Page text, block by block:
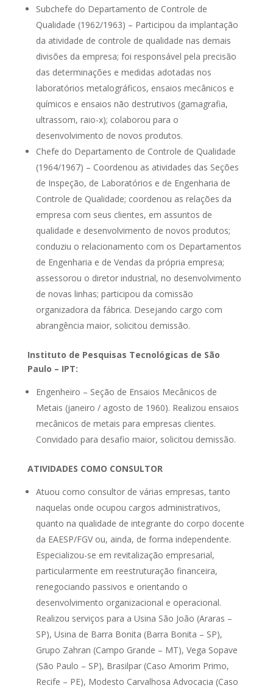
Subchefe do Departamento de Controle de
Qualidade (1962/1963) – Participou da implantação
da atividade de controle de qualidade nas demais
divisões da empresa; foi responsável pela precisão
das determinações e medidas adotadas nos
laboratórios metalográficos, ensaios mecânicos e
químicos e ensaios não destrutivos (gamagrafia,
ultrassom, raio-x); colaborou para o
desenvolvimento de novos produtos.
Chefe do Departamento de Controle de Qualidade
(1964/1967) – Coordenou as atividades das Seções
de Inspeção, de Laboratórios e de Engenharia de
Controle de Qualidade; coordenou as relações da
empresa com seus clientes, em assuntos de
qualidade e desenvolvimento de novos produtos;
conduziu o relacionamento com os Departamentos
de Engenharia e de Vendas da própria empresa;
assessorou o diretor industrial, no desenvolvimento
de novas linhas; participou da comissão
organizadora da fábrica. Desejando cargo com
abrangência maior, solicitou demissão.
Instituto de Pesquisas Tecnológicas de São
Paulo – IPT:
Engenheiro – Seção de Ensaios Mecânicos de
Metais (janeiro / agosto de 1960). Realizou ensaios
mecânicos de metais para empresas clientes.
Convidado para desafio maior, solicitou demissão.
ATIVIDADES COMO CONSULTOR
Atuou como consultor de várias empresas, tanto
naquelas onde ocupou cargos administrativos,
quanto na qualidade de integrante do corpo docente
da EAESP/FGV ou, ainda, de forma independente.
Especializou-se em revitalização empresarial,
particularmente em reestruturação financeira,
renegociando passivos e orientando o
desenvolvimento organizacional e operacional.
Realizou serviços para a Usina São João (Araras –
SP), Usina de Barra Bonita (Barra Bonita – SP),
Grupo Zahran (Campo Grande – MT), Vega Sopave
(São Paulo – SP), Brasilpar (Caso Amorim Primo,
Recife – PE), Modesto Carvalhosa Advocacia (Caso